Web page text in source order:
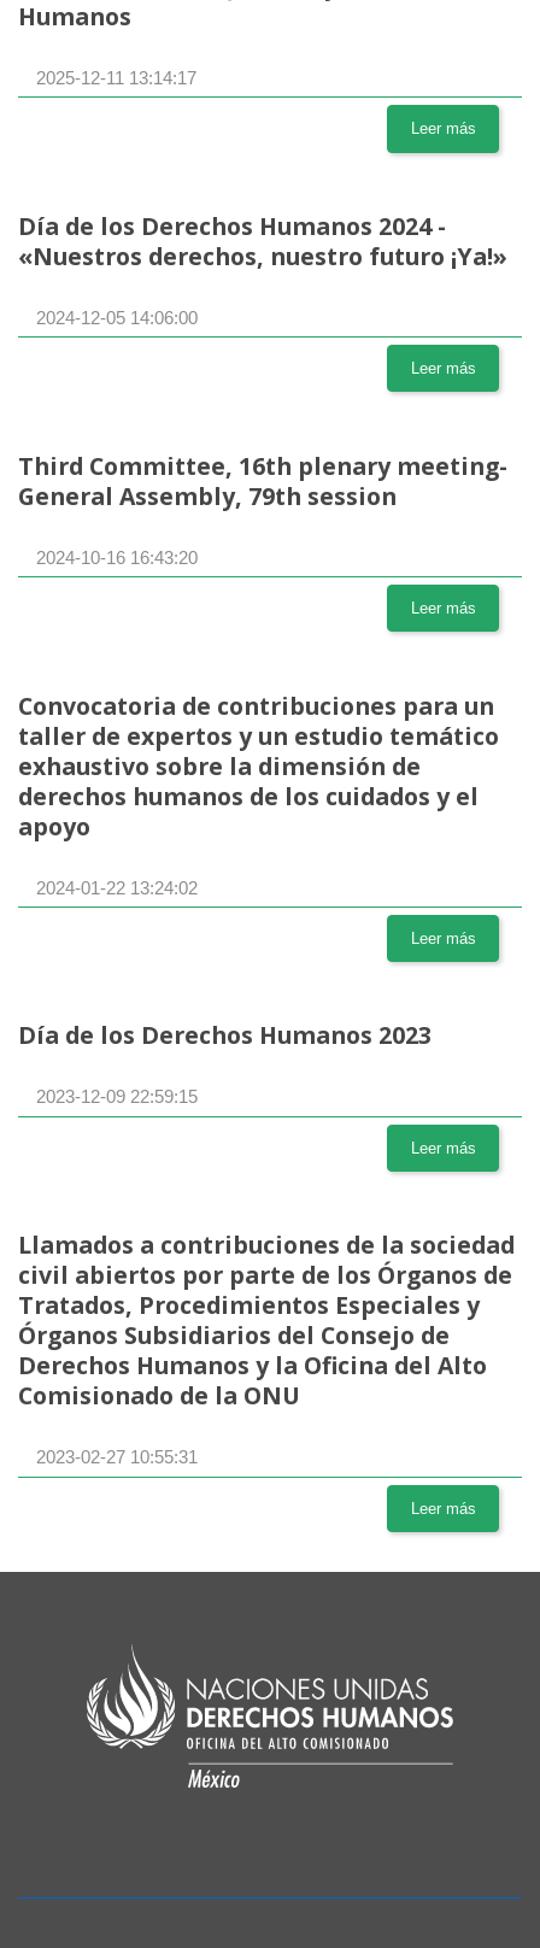
Humanos
2025-12-11 13:14:17
Leer más
Día de los Derechos Humanos 2024 -
«Nuestros derechos, nuestro futuro ¡Ya!»
2024-12-05 14:06:00
Leer más
Third Committee, 16th plenary meeting-
General Assembly, 79th session
2024-10-16 16:43:20
Leer más
Convocatoria de contribuciones para un
taller de expertos y un estudio temático
exhaustivo sobre la dimensión de
derechos humanos de los cuidados y el
apoyo
2024-01-22 13:24:02
Leer más
Día de los Derechos Humanos 2023
2023-12-09 22:59:15
Leer más
Llamados a contribuciones de la sociedad
civil abiertos por parte de los Órganos de
Tratados, Procedimientos Especiales y
Órganos Subsidiarios del Consejo de
Derechos Humanos y la Oficina del Alto
Comisionado de la ONU
2023-02-27 10:55:31
Leer más